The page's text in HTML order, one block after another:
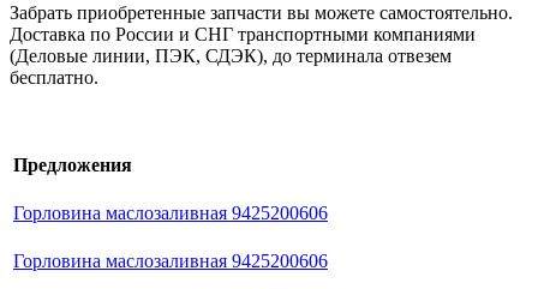
Забрать приобретенные запчасти вы можете самостоятельно.
Доставка по России и СНГ транспортными компаниями
(Деловые линии, ПЭК, СДЭК), до терминала отвезем
бесплатно.
Предложения
Горловина маслозаливная 9425200606
Горловина маслозаливная 9425200606